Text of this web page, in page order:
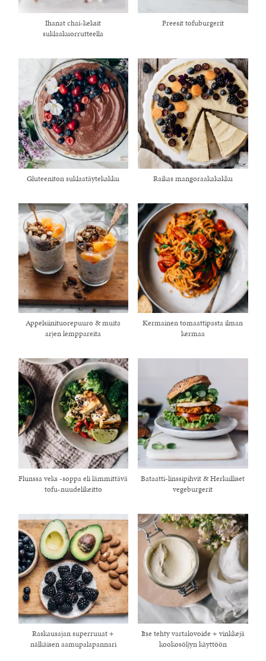
healthy living + good
Ihanat chai-keksit
suklaakuorrutteella
Freesit tofuburgerit
Gluteeniton suklaatäytekakku Raikas mangoraakakakku
Appelsiinituorepuuro & muita
arjen lemppareita
Kermainen tomaattipasta ilman
kermaa
Flunssa veks -soppa eli lämmittävä
tofu-nuudelikeitto
Bataatti-linssipihvit & Herkulliset
vegeburgerit
Raskausajan superruuat +
nälkäisen aamupalapannari
Itse tehty vartalovoide + vinkkejä
kookosöljyn käyttöön